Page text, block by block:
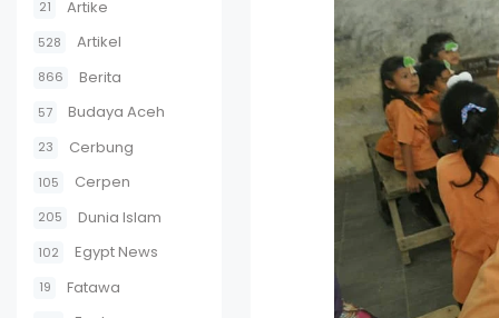
21 Artike
528 Artikel
866 Berita
57 Budaya Aceh
23 Cerbung
105 Cerpen
205 Dunia Islam
102 Egypt News
19 Fatawa